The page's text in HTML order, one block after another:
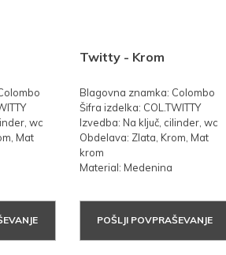
wc
Mat
Twitty - Krom
Blagovna znamka: Colombo
Šifra izdelka: COL.TWITTY
Izvedba: Na ključ, cilinder, wc
Obdelava: Zlata, Krom, Mat
krom
Material: Medenina
POŠLJI POVPRAŠEVANJE